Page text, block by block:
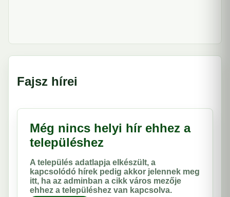
Fajsz hírei
Még nincs helyi hír ehhez a
településhez
A település adatlapja elkészült, a
kapcsolódó hírek pedig akkor jelennek meg
itt, ha az adminban a cikk város mezője
ehhez a településhez van kapcsolva.